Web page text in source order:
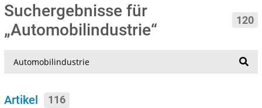
Suchergebnisse für
„Automobilindustrie“
120
Artikel 116